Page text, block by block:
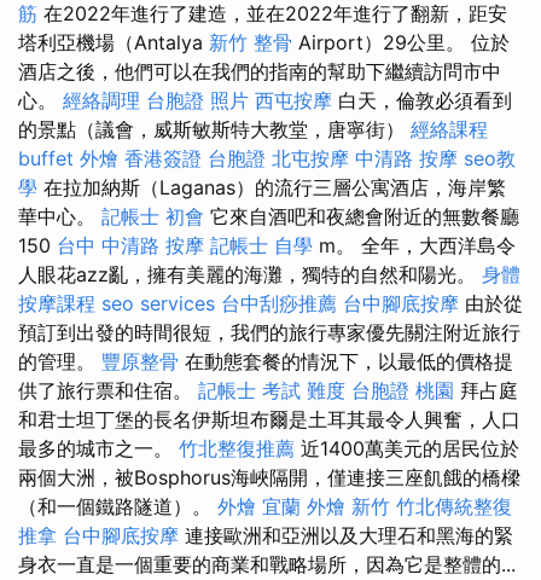
筋 在2022年進行了建造，並在2022年進行了翻新，距安
塔利亞機場（Antalya 新竹 整骨 Airport）29公里。 位於
酒店之後，他們可以在我們的指南的幫助下繼續訪問市中
心。 經絡調理 台胞證 照片 西屯按摩 白天，倫敦必須看到
的景點（議會，威斯敏斯特大教堂，唐寧街） 經絡課程
buffet 外燴 香港簽證 台胞證 北屯按摩 中清路 按摩 seo教
學 在拉加納斯（Laganas）的流行三層公寓酒店，海岸繁
華中心。 記帳士 初會 它來自酒吧和夜總會附近的無數餐廳
150 台中 中清路 按摩 記帳士 自學 m。 全年，大西洋島令
人眼花azz亂，擁有美麗的海灘，獨特的自然和陽光。 身體
按摩課程 seo services 台中刮痧推薦 台中腳底按摩 由於從
預訂到出發的時間很短，我們的旅行專家優先關注附近旅行
的管理。 豐原整骨 在動態套餐的情況下，以最低的價格提
供了旅行票和住宿。 記帳士 考試 難度 台胞證 桃園 拜占庭
和君士坦丁堡的長名伊斯坦布爾是土耳其最令人興奮，人口
最多的城市之一。 竹北整復推薦 近1400萬美元的居民位於
兩個大洲，被Bosphorus海峽隔開，僅連接三座飢餓的橋樑
（和一個鐵路隧道）。 外燴 宜蘭 外燴 新竹 竹北傳統整復
推拿 台中腳底按摩 連接歐洲和亞洲以及大理石和黑海的緊
身衣一直是一個重要的商業和戰略場所，因為它是整體的...